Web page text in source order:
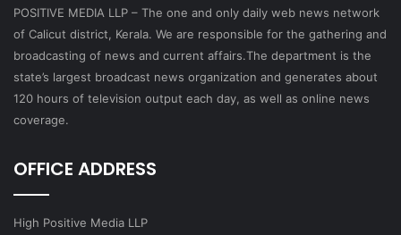
POSITIVE MEDIA LLP – The one and only daily web news network
of Calicut district, Kerala. We are responsible for the gathering and
broadcasting of news and current affairs.The department is the
state’s largest broadcast news organization and generates about
120 hours of television output each day, as well as online news
coverage.
OFFICE ADDRESS
High Positive Media LLP